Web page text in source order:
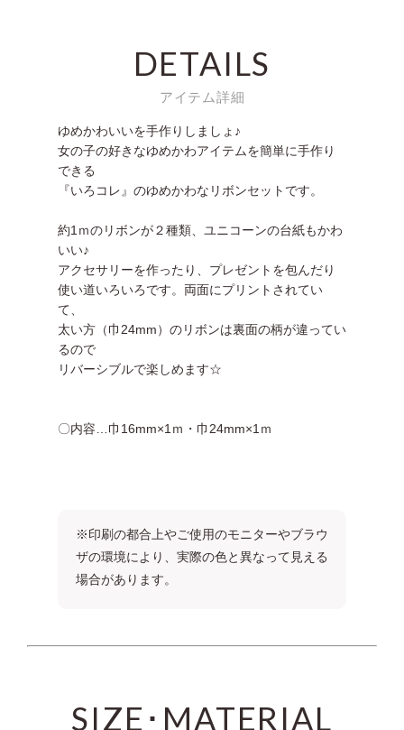
DETAILS
アイテム詳細
ゆめかわいいを手作りしましょ♪
女の子の好きなゆめかわアイテムを簡単に手作り
できる
『いろコレ』のゆめかわなリボンセットです。
約1ｍのリボンが２種類、ユニコーンの台紙もかわ
いい♪
アクセサリーを作ったり、プレゼントを包んだり
使い道いろいろです。両面にプリントされてい
て、
太い方（巾24mm）のリボンは裏面の柄が違ってい
るので
リバーシブルで楽しめます☆
〇内容…巾16mm×1ｍ・巾24mm×1ｍ
※印刷の都合上やご使用のモニターやブラウ
ザの環境により、実際の色と異なって見える
場合があります。
SIZE･MATERIAL